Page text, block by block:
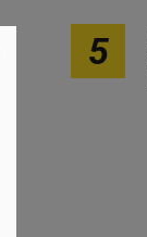
5